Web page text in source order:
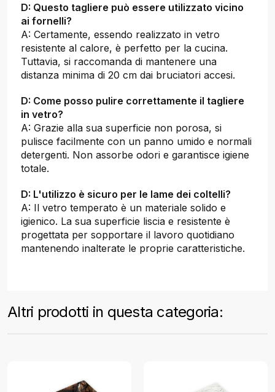
D: Questo tagliere può essere utilizzato vicino
ai fornelli?
A: Certamente, essendo realizzato in vetro
resistente al calore, è perfetto per la cucina.
Tuttavia, si raccomanda di mantenere una
distanza minima di 20 cm dai bruciatori accesi.
D: Come posso pulire correttamente il tagliere
in vetro?
A: Grazie alla sua superficie non porosa, si
pulisce facilmente con un panno umido e normali
detergenti. Non assorbe odori e garantisce igiene
totale.
D: L'utilizzo è sicuro per le lame dei coltelli?
A: Il vetro temperato è un materiale solido e
igienico. La sua superficie liscia e resistente è
progettata per sopportare il lavoro quotidiano
mantenendo inalterate le proprie caratteristiche.
Altri prodotti in questa categoria: